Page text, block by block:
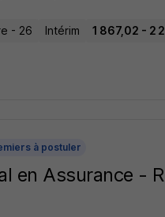
- 26 Intérim 1 867,02 - 2
à postuler
en Assurance -